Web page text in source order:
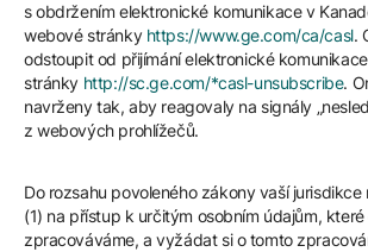
s obdržením elektronické komunikace v
webové stránky https://www.ge.com/ca/casl.
odstoupit od přijímání elektronické
stránky http://sc.ge.com/*casl-unsubscribe.
navrženy tak, aby reagovaly na signály
z webových prohlížečů.
Do rozsahu povoleného zákony vaší
(1) na přístup k určitým osobním údajům, které
zpracováváme, a vyžádat si o tomto